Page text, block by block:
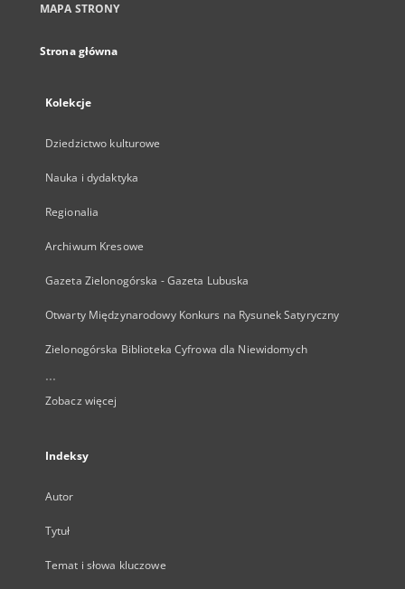
MAPA STRONY
Strona główna
Kolekcje
Dziedzictwo kulturowe
Nauka i dydaktyka
Regionalia
Archiwum Kresowe
Gazeta Zielonogórska - Gazeta Lubuska
Otwarty Międzynarodowy Konkurs na Rysunek Satyryczny
Zielonogórska Biblioteka Cyfrowa dla Niewidomych
...
Zobacz więcej
Indeksy
Autor
Tytuł
Temat i słowa kluczowe